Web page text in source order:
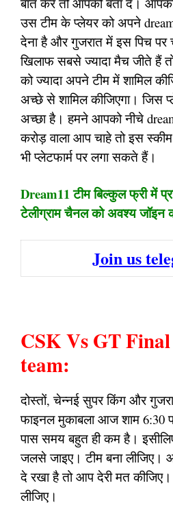
उस टीम के प्लेयर को अपने
देना है और गुजरात में इस पिच
खिलाफ सबसे ज्यादा मैच जीते हैं
को ज्यादा अपने टीम में शामिल
अच्छे से शामिल कीजिएगा। जिस
अच्छा है। हमने आपको नीचे
करोड़ वाला आप चाहे तो इस
भी प्लेटफार्म पर लगा सकते हैं।
Dream11 टीम बिल्कुल फ्री में
टेलीग्राम चैनल को अवश्य जॉइन
Join us
CSK Vs GT
team:
दोस्तों, चेन्नई सुपर किंग और
फाइनल मुकाबला आज शाम 6:30
पास समय बहुत ही कम है।
जलसे जाइए। टीम बना लीजिए।
दे रखा है तो आप देरी मत
लीजिए।